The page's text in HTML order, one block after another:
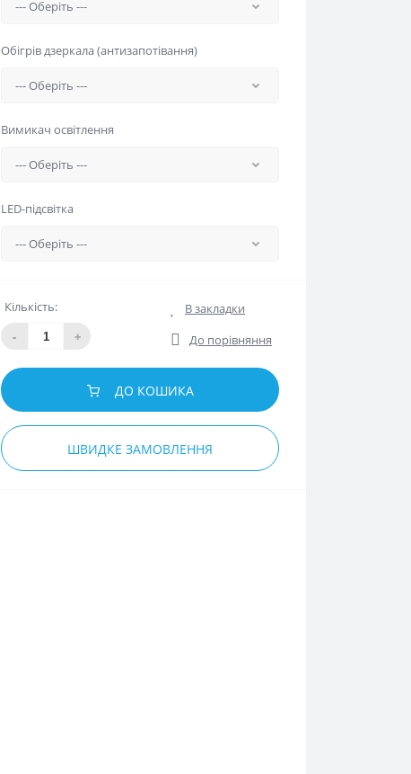
Обігрів дзеркала (антизапотівання)
Вимикач освітлення
LED-підсвітка
Кількість:
-
+
В закладки
До порівняння
ДО КОШИКА
ШВИДКЕ ЗАМОВЛЕННЯ